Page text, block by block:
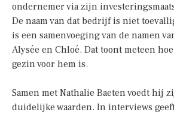
ondernemer via zijn
De naam van dat bedrijf is niet
is een samenvoeging van de namen
Alysée en Chloé. Dat toont meteen
gezin voor hem is.
Samen met Nathalie Baeten voedt hij
duidelijke waarden. In interviews